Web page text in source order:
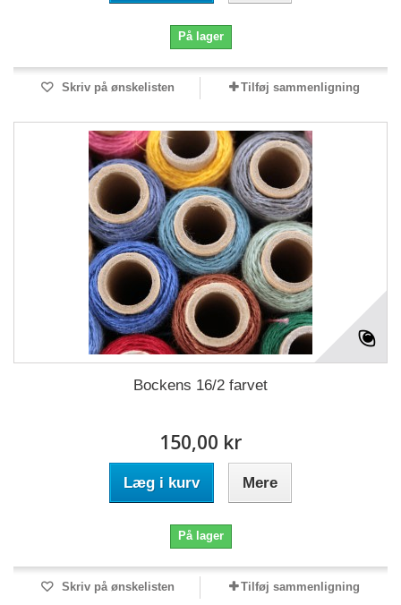
På lager
Skriv på ønskelisten Tilføj sammenligning
Bockens 16/2 farvet
150,00 kr
Læg i kurv Mere
På lager
Skriv på ønskelisten Tilføj sammenligning